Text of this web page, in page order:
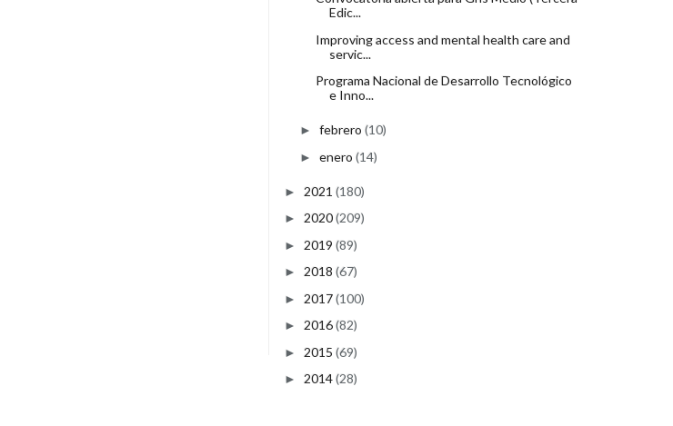
Edic...
Improving access and mental health care and
servic...
Programa Nacional de Desarrollo Tecnológico
e Inno...
► febrero (10)
► enero (14)
► 2021 (180)
► 2020(209)
► 2019 (89)
► 2018 (67)
► 2017(100)
► 2016(82)
► 2015 (69)
► 2014(28)